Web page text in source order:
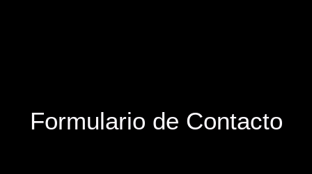
Formulario de Contacto